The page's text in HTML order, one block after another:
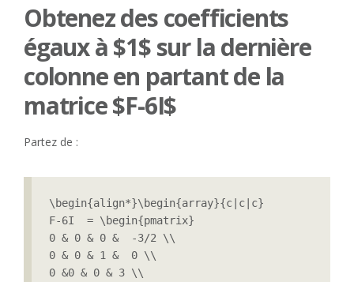
Obtenez des coefficients
égaux à $1$ sur la dernière
colonne en partant de la
matrice $F-6I$
Partez de :
\begin{align*}\begin{array}{c|c|c}
F-6I  = \begin{pmatrix}
0 & 0 & 0 &  -3/2 \\
0 & 0 & 1 &  0 \\
0 &0 & 0 & 3 \\